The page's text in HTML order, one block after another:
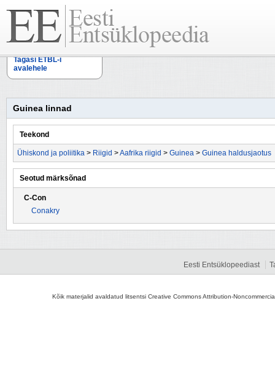
Tagasi ETBL-i
avalehele
Guinea linnad
Teekond
Ühiskond ja poliitika > Riigid >Aafrika riigid > Guinea > Guinea haldusjaotus
Seotud märksõnad
C-Con
Conakry
Eesti Entsüklopeediast
Kõik materjalid avaldatud litsentsi Creative Commons Attribution-